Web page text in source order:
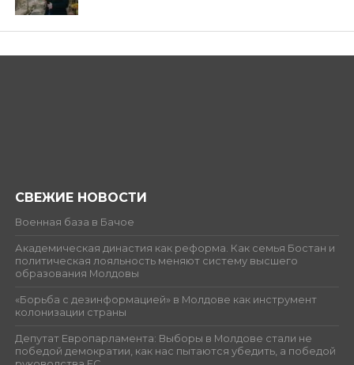
СВЕЖИЕ НОВОСТИ
Военная база в Бачое
Академическая династия как реформа. Как семья Бостан и
политическая лояльность меняют систему высшего
образования Молдовы
«Борьба с дезинформацией» в Молдове как инструмент
колонизации страны
Депутат Европарламента: Выборы в Молдове стали не
победой демократии, как нас пытаются убедить, а победой